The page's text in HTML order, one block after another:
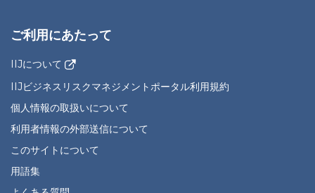
ご利用にあたって
IIJについて
IIJビジネスリスクマネジメントポータル利用規約
個人情報の取扱いについて
利用者情報の外部送信について
このサイトについて
用語集